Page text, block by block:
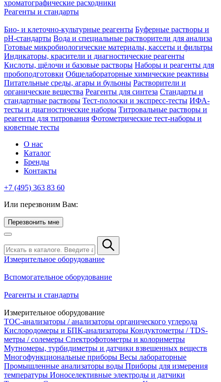
хроматографические расходники
Реагенты и стандарты
Био- и клеточно-культурные реагенты Буферные растворы и
pH-стандарты Вода и специальные растворители для анализа
Готовые микробиологические материалы, кассеты и фильтры
Индикаторы, красители и диагностические реагенты
Кислоты, щёлочи и базовые растворы Наборы и реагенты для
пробоподготовки Общелабораторные химические реактивы
Питательные среды, агары и бульоны Растворители и
органические вещества Реагенты для синтеза Стандарты и
стандартные растворы Тест-полоски и экспресс-тесты ИФА-
тесты и диагностические наборы Титровальные растворы и
реагенты для титрования Фотометрические тест-наборы и
кюветные тесты
О нас
Каталог
Бренды
Контакты
+7 (495) 363 83 60
Или перезвоним Вам:
Перезвонить мне
Измерительное оборудование
Вспомогательное оборудование
Реагенты и стандарты
Измерительное оборудование
TOC-анализаторы / анализаторы органического углерода
Кислородомеры и БПК-анализаторы Кондуктометры / TDS-
метры / солемеры Спектрофотометры и колориметры
Мутномеры, турбидиметры и датчики взвешенных веществ
Многофункциональные приборы Весы лабораторные
Промышленные анализаторы воды Приборы для измерения
температуры Ионоселективные электроды и датчики